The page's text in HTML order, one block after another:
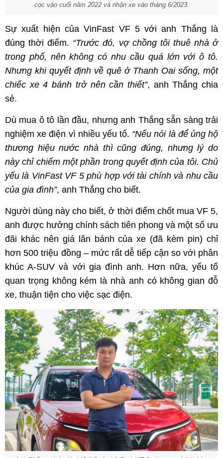
cọc vào cuối năm 2022 và nhận xe vào tháng 6/2023.
Sự xuất hiện của VinFast VF 5 với anh Thắng là
đúng thời điểm. “Trước đó, vợ chồng tôi thuê nhà ở
trong phố, nên không có nhu cầu quá lớn với ô tô.
Nhưng khi quyết định về quê ở Thanh Oai sống, một
chiếc xe 4 bánh trở nên cần thiết”, anh Thắng chia
sẻ.
Dù mua ô tô lần đầu, nhưng anh Thắng sẵn sàng trải
nghiệm xe điện vì nhiều yếu tố. “Nếu nói là để ủng hộ
thương hiệu nước nhà thì cũng đúng, nhưnglý do
này chỉ chiếm mộtphần trong quyết định của tôi. Chủ
yếu là VinFast VF 5 phù hợp với tài chính và nhu cầu
của gia đình”, anh Thắng cho biết.
Người dùng này cho biết, ở thời điểm chốt mua VF 5,
anh được hưởng chính sách tiên phong và một số ưu
đãi khác nên giá lăn bánh của xe (đã kèm pin) chỉ
hơn 500 triệu đồng – mức rất dễ tiếp cận so với phân
khúc A-SUV và với gia đình anh. Hơn nữa, yếu tố
quan trọng không kém là nhà anh có không gian đỗ
xe, thuận tiện cho việc sạc điện.